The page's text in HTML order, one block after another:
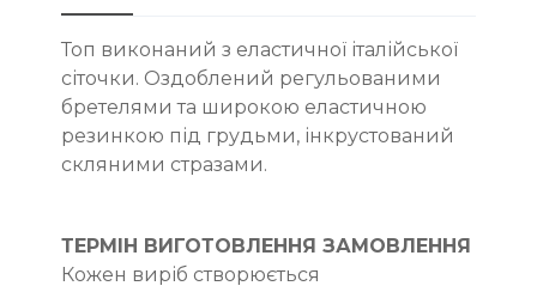
Топ виконаний з еластичної італійської
сіточки. Оздоблений регульованими
бретелями та широкою еластичною
резинкою під грудьми, інкрустований
скляними стразами.
ТЕРМІН ВИГОТОВЛЕННЯ ЗАМОВЛЕННЯ
Кожен виріб створюється